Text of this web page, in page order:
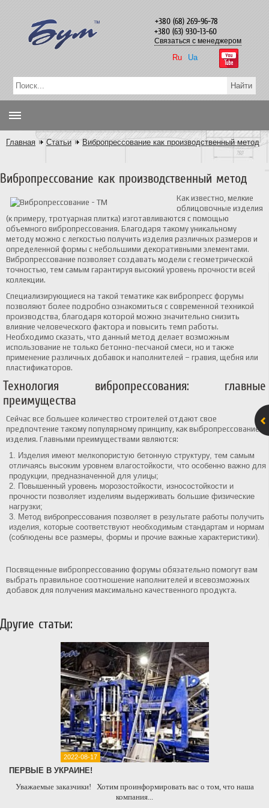
Ru Ua
+380 (68) 269-96-78
+380 (63) 930-13-60
Связаться с менеджером
Главная Статьи Вибропрессование как производственный метод
Вибропрессование как производственный метод
Как известно, мелкие
облицовочные изделия
(к примеру, тротуарная плитка) изготавливаются с помощью
объемного вибропрессования. Благодаря такому уникальному
методу можно с легкостью получить изделия различных размеров и
определенной формы с небольшими декоративными элементами.
Вибропрессование позволяет создавать модели с геометрической
точностью, тем самым гарантируя высокий уровень прочности всей
коллекции.
Специализирующиеся на такой тематике как вибропресс форумы
позволяют более подробно ознакомиться с современной техникой
производства, благодаря которой можно значительно снизить
влияние человеческого фактора и повысить темп работы.
Необходимо сказать, что данный метод делает возможным
использование не только бетонно-песчаной смеси, но и также
применение различных добавок и наполнителей – гравия, щебня или
пластификаторов.
Технология вибропрессования: главные
преимущества
Сейчас все большее количество строителей отдают свое
предпочтение такому популярному принципу, как выбропрессование
изделия. Главными преимуществами являются:
Изделия имеют мелкопористую бетонную структуру, тем самым
отличаясь высоким уровнем влагостойкости, что особенно важно для
продукции, предназначенной для улицы;
Повышенный уровень морозостойкости, износостойкости и
прочности позволяет изделиям выдерживать большие физические
нагрузки;
Метод вибропрессования позволяет в результате работы получить
изделия, которые соответствуют необходимым стандартам и нормам
(соблюдены все размеры, формы и прочие важные характеристики).
Посвященные вибропрессованию форумы обязательно помогут вам
выбрать правильное соотношение наполнителей и всевозможных
добавок для получения максимально качественного продукта.
Другие статьи:
2022-08-17
ПЕРВЫЕ В УКРАИНЕ!
Уважаемые заказчики! Хотим проинформировать вас о том, что наша
компания...